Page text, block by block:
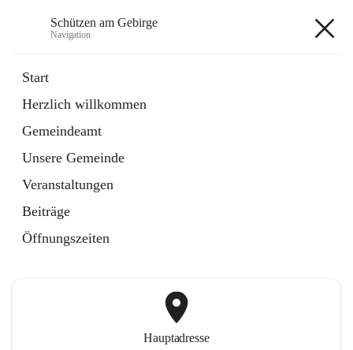
Schützen am Gebirge
Navigation
Start
Herzlich willkommen
Gemeindeamt
Unsere Gemeinde
Veranstaltungen
Beiträge
Öffnungszeiten
1 Schnellzugriff
Vereine
Artikel
öffnet
in
neuem
Tab
Hauptadresse